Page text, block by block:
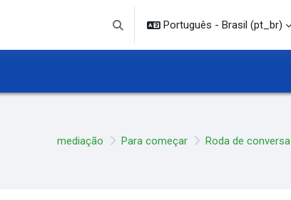
Alternar entrada de pesquisa
Português - Brasil ‎(pt_br)‎
mediação Para começar Roda de conversa